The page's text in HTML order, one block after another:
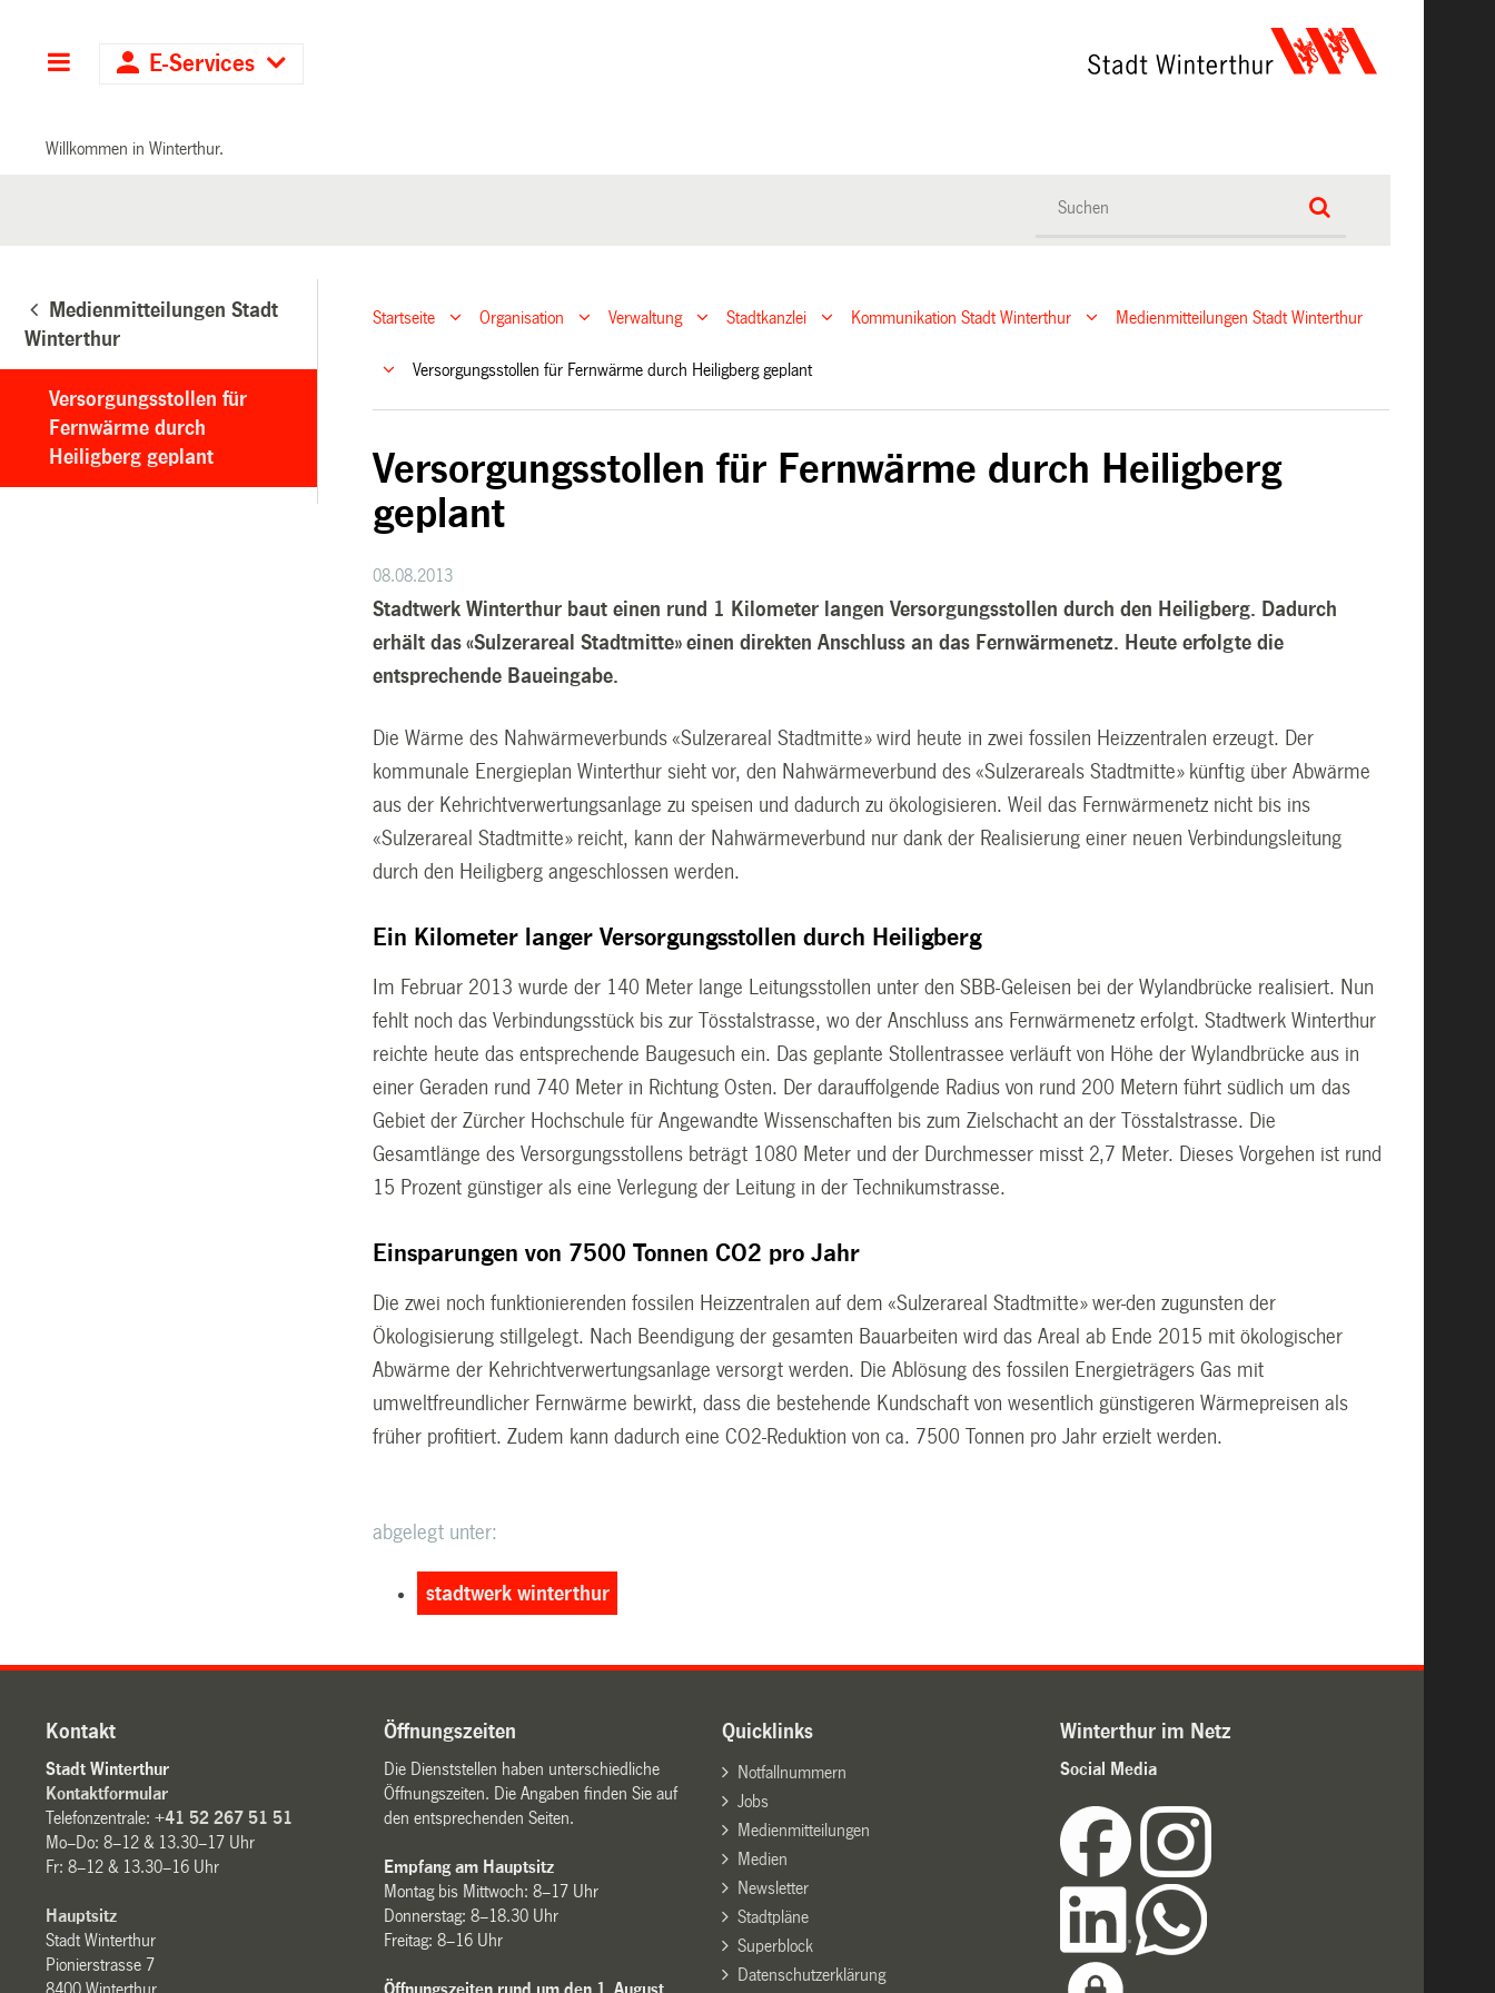
Hauptnavigation
E-Services
Willkommen in Winterthur.
Medienmitteilungen Stadt
Winterthur
Versorgungsstollen für
Fernwärme durch
Heiligberg geplant
Startseite Organisation Verwaltung Stadtkanzlei Kommunikation Stadt Winterthur Medienmitteilungen Stadt Winterthur
Versorgungsstollen für Fernwärme durch Heiligberg geplant
Versorgungsstollen für Fernwärme durch Heiligberg
geplant
08.08.2013
Stadtwerk Winterthur baut einen rund 1 Kilometer langen Versorgungsstollen durch den Heiligberg. Dadurch
erhält das «Sulzerareal Stadtmitte» einen direkten Anschluss an das Fernwärmenetz. Heute erfolgte die
entsprechende Baueingabe.
Die Wärme des Nahwärmeverbunds «Sulzerareal Stadtmitte» wird heute in zwei fossilen Heizzentralen erzeugt. Der
kommunale Energieplan Winterthur sieht vor, den Nahwärmeverbund des «Sulzerareals Stadtmitte» künftig über Abwärme
aus der Kehrichtverwertungsanlage zu speisen und dadurch zu ökologisieren. Weil das Fernwärmenetz nicht bis ins
«Sulzerareal Stadtmitte» reicht, kann der Nahwärmeverbund nur dank der Realisierung einer neuen Verbindungsleitung
durch den Heiligberg angeschlossen werden.
Ein Kilometer langer Versorgungsstollen durch Heiligberg
Im Februar 2013 wurde der 140 Meter lange Leitungsstollen unter den SBB-Geleisen bei der Wylandbrücke realisiert. Nun
fehlt noch das Verbindungsstück bis zur Tösstalstrasse, wo der Anschluss ans Fernwärmenetz erfolgt. Stadtwerk Winterthur
reichte heute das entsprechende Baugesuch ein. Das geplante Stollentrassee verläuft von Höhe der Wylandbrücke aus in
einer Geraden rund 740 Meter in Richtung Osten. Der darauffolgende Radius von rund 200 Metern führt südlich um das
Gebiet der Zürcher Hochschule für Angewandte Wissenschaften bis zum Zielschacht an der Tösstalstrasse. Die
Gesamtlänge des Versorgungsstollens beträgt 1080 Meter und der Durchmesser misst 2,7 Meter. Dieses Vorgehen ist rund
15 Prozent günstiger als eine Verlegung der Leitung in der Technikumstrasse.
Einsparungen von 7500 Tonnen CO2 pro Jahr
Die zwei noch funktionierenden fossilen Heizzentralen auf dem «Sulzerareal Stadtmitte» wer-den zugunsten der
Ökologisierung stillgelegt. Nach Beendigung der gesamten Bauarbeiten wird das Areal ab Ende 2015 mit ökologischer
Abwärme der Kehrichtverwertungsanlage versorgt werden. Die Ablösung des fossilen Energieträgers Gas mit
umweltfreundlicher Fernwärme bewirkt, dass die bestehende Kundschaft von wesentlich günstigeren Wärmepreisen als
früher profitiert. Zudem kann dadurch eine CO2-Reduktion von ca. 7500 Tonnen pro Jahr erzielt werden.
abgelegt unter:
stadtwerk winterthur
Kontakt
Stadt Winterthur
Kontaktformular
Telefonzentrale:+41 52 267 51 51
Mo–Do: 8–12 & 13.30–17 Uhr
Fr: 8–12 & 13.30–16 Uhr
Hauptsitz
Stadt Winterthur
Pionierstrasse 7
8400 Winterthur
Öffnungszeiten
Die Dienststellen haben unterschiedliche
Öffnungszeiten. Die Angaben finden Sie auf
den entsprechenden Seiten.
Empfang am Hauptsitz
Montag bis Mittwoch: 8–17 Uhr
Donnerstag: 8–18.30 Uhr
Freitag: 8–16 Uhr
Öffnungszeiten rund um den 1. August
Quicklinks
Notfallnummern
Jobs
Medienmitteilungen
Medien
Newsletter
Stadtpläne
Superblock
Datenschutzerklärung
Winterthur im Netz
Social Media